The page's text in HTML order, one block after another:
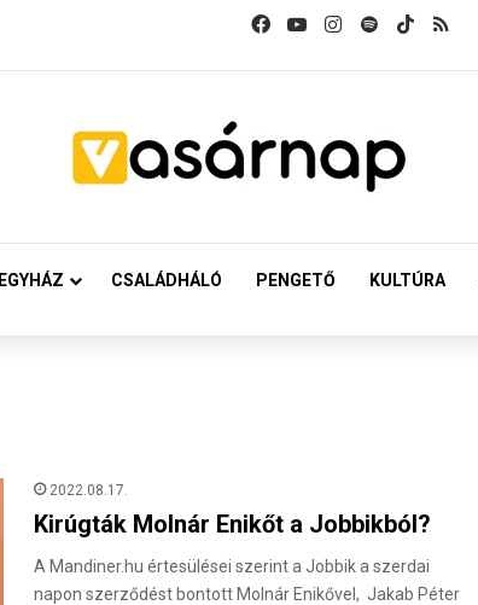
FacebookYouTubeInstagram
SpotifyTikTok
EGYHÁZ CSALÁDHÁLÓ PENGETŐ KULTÚRA
2022.08.17.
Kirúgták Molnár Enikőt a Jobbikból?
A Mandiner.hu értesülései szerint a Jobbik a szerdai
napon szerződést bontott Molnár Enikővel, Jakab Péter